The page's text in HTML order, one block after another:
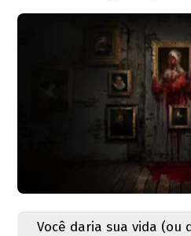
Você daria sua vida (ou